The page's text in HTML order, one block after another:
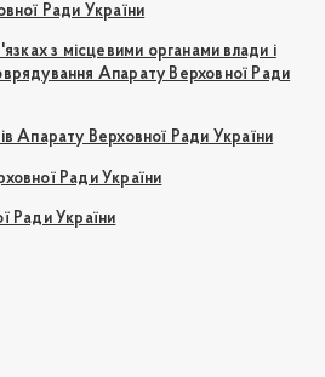
Ради України
з місцевими органами влади і
Апарату Верховної Ради
Апарату Верховної Ради України
Ради України
Ради України